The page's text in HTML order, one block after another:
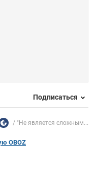
Подписаться
"Не является сложным...
OBOZ